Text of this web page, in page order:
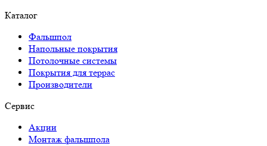
Каталог
Фальшпол
Напольные покрытия
Потолочные системы
Покрытия для террас
Производители
Сервис
Акции
Монтаж фальшпола